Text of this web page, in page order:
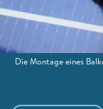
Die Montage eines